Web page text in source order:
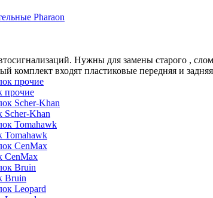
Pharaon
Нужны для замены старого ,
комплект входят пластиковые передняя и
прочие
Scher-Khan
Tomahawk
CenMax
Bruin